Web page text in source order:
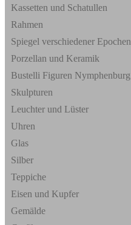
Kassetten und Schatullen
Rahmen
Spiegel verschiedener Epochen
Porzellan und Keramik
Bustelli Figuren Nymphenburg
Skulpturen
Leuchter und Lüster
Uhren
Glas
Silber
Teppiche
Eisen und Kupfer
Gemälde